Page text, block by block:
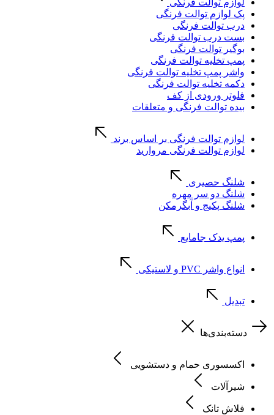
پک لوازم توالت فرنگی
درب توالت فرنگی
بست درب توالت فرنگی
بوگیر توالت فرنگی
پمپ تخلیه توالت فرنگی
واشر پمپ تخلیه توالت فرنگی
دکمه تخلیه توالت فرنگی
فلوتر ورودی از کف
بیده توالت فرنگی و متعلقات
لوازم توالت فرنگی بر اساس برند
لوازم توالت فرنگی مروارید
شلنگ حصیری
شلنگ دو سر مهره
شلنگ پکیج و آبگرمکن
پمپ یدک جامایع
انواع واشر PVC و لاستیکی
تبدیل
دسته‌بندی‌ها
اکسسوری حمام و دستشویی
شیرآلات
فلاش تانک